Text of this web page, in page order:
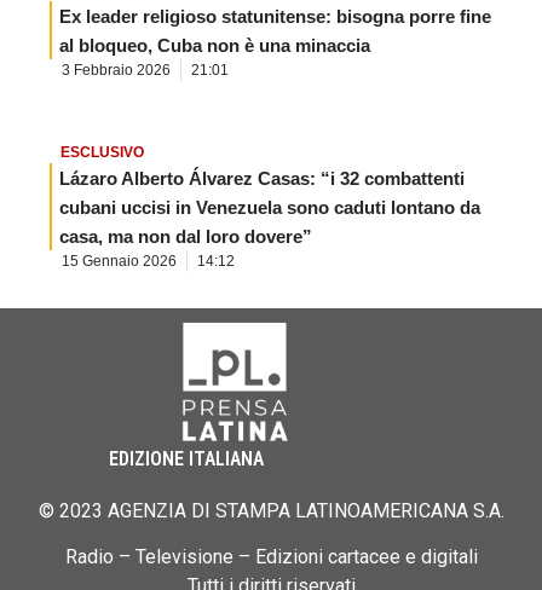
Ex leader religioso statunitense: bisogna porre fine
al bloqueo, Cuba non è una minaccia
3 Febbraio 2026 21:01
ESCLUSIVO
Lázaro Alberto Álvarez Casas: “i 32 combattenti
cubani uccisi in Venezuela sono caduti lontano da
casa, ma non dal loro dovere”
15 Gennaio 2026 14:12
EDIZIONE ITALIANA
© 2023 AGENZIA DI STAMPA LATINOAMERICANA S.A.
Radio – Televisione – Edizioni cartacee e digitali